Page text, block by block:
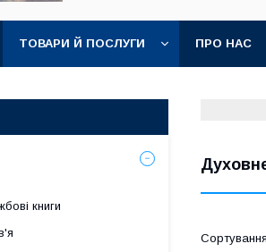
ТОВАРИ Й ПОСЛУГИ ПРО НАС
книги